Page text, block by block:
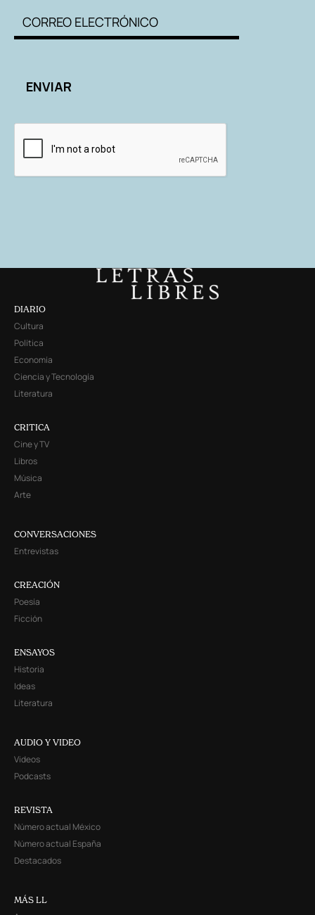
DIARIO
Cultura
Política
Economía
Ciencia y Tecnología
Literatura
CRITICA
Cine y TV
Libros
Música
Arte
CONVERSACIONES
Entrevistas
CREACIÓN
Poesía
Ficción
ENSAYOS
Historia
Ideas
Literatura
AUDIO Y VIDEO
Videos
Podcasts
REVISTA
Número actual México
Número actual España
Destacados
MÁS LL